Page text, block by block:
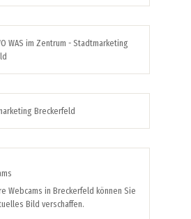
Webcams in Breckerfeld können Sie
Bild verschaffen.